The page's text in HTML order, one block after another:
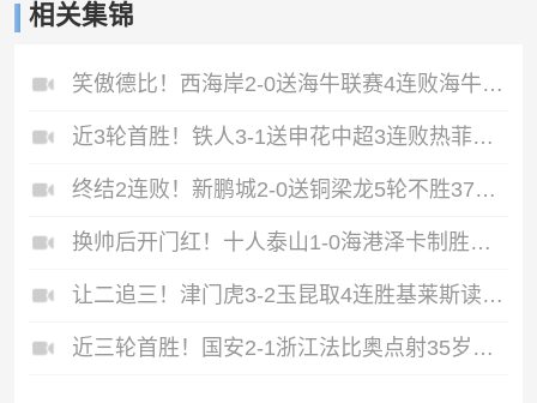
相关集锦
笑傲德比！西海岸2-0送海牛联赛4连败海牛仍垫底西海岸升至第二
近3轮首胜！铁人3-1送申花中超3连败热菲尼奥双响邦本宜裕传射
终结2连败！新鹏城2-0送铜梁龙5轮不胜37岁姜至鹏破门韦斯利建功
换帅后开门红！十人泰山1-0海港泽卡制胜于金永扑点海港三球被吹
让二追三！津门虎3-2玉昆取4连胜基莱斯读秒绝杀萨尔瓦多破门
近三轮首胜！国安2-1浙江法比奥点射35岁张稀哲制胜王钰栋送助攻